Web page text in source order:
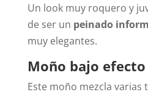
Un look muy roquero y
de ser un peinado
muy elegantes.
Moño bajo
Este moño mezcla varias